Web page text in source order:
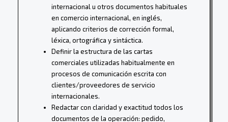
internacional u otros documentos habituales
en comercio internacional, en inglés,
aplicando criterios de corrección formal,
léxica, ortográfica y sintáctica.
Definir la estructura de las cartas
comerciales utilizadas habitualmente en
procesos de comunicación escrita con
clientes/proveedores de servicio
internacionales.
Redactar con claridad y exactitud todos los
documentos de la operación: pedido,